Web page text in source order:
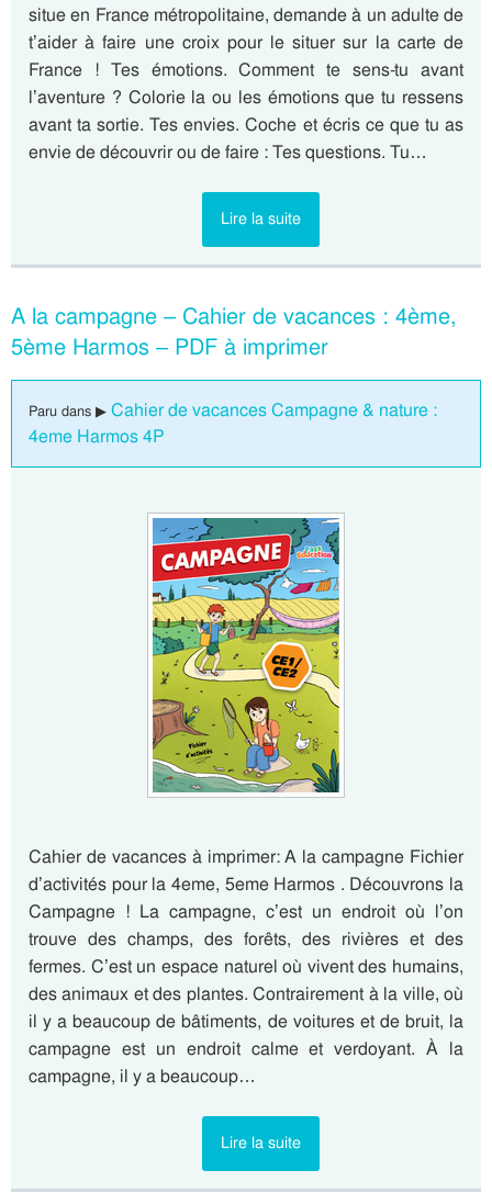
situe en France métropolitaine, demande à un adulte de
t’aider à faire une croix pour le situer sur la carte de
France ! Tes émotions. Comment te sens-tu avant
l’aventure ? Colorie la ou les émotions que tu ressens
avant ta sortie. Tes envies. Coche et écris ce que tu as
envie de découvrir ou de faire : Tes questions. Tu…
Lire la suite
A la campagne – Cahier de vacances : 4ème,
5ème Harmos – PDF à imprimer
Paru dans ▶ Cahier de vacances Campagne & nature :
4eme Harmos 4P
Cahier de vacances à imprimer: A la campagne Fichier
d’activités pour la 4eme, 5eme Harmos . Découvrons la
Campagne ! La campagne, c’est un endroit où l’on
trouve des champs, des forêts, des rivières et des
fermes. C’est un espace naturel où vivent des humains,
des animaux et des plantes. Contrairement à la ville, où
il y a beaucoup de bâtiments, de voitures et de bruit, la
campagne est un endroit calme et verdoyant. À la
campagne, il y a beaucoup…
Lire la suite